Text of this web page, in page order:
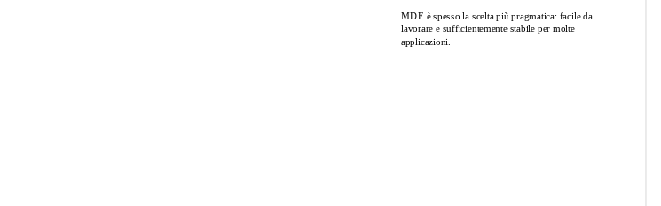
MDF è spesso la scelta più pragmatica: facile da
lavorare e sufficientemente stabile per molte
applicazioni.